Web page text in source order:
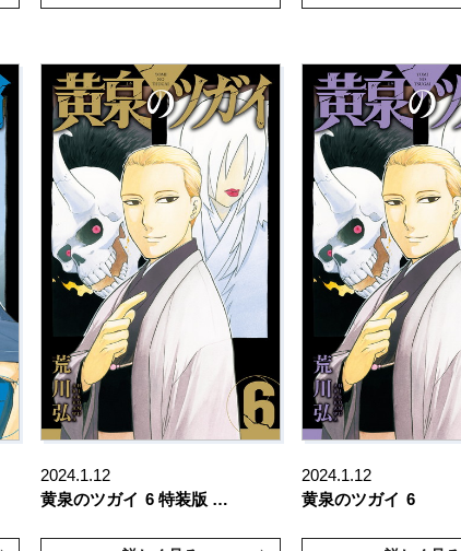
2024.1.12
黄泉のツガイ 6 特装版 …
2024.1.12
黄泉のツガイ 6